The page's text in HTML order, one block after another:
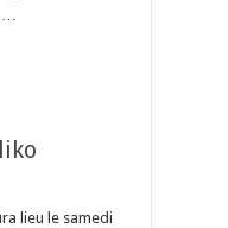
…
lieu le samedi